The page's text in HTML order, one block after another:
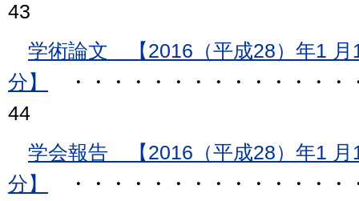
43
学術論文 【2016（平成28）年1 月
分】
・・・・・・・・・・・・・・
44
学会報告 【2016（平成28）年1 月
分】
・・・・・・・・・・・・・・